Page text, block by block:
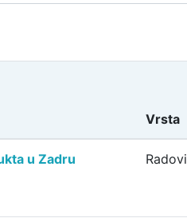
Vrsta
u Zadru
Radovi